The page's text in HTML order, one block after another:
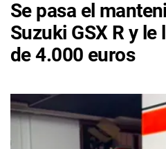
Se pasa el
Suzuki GSX R y
de 4.000 euros